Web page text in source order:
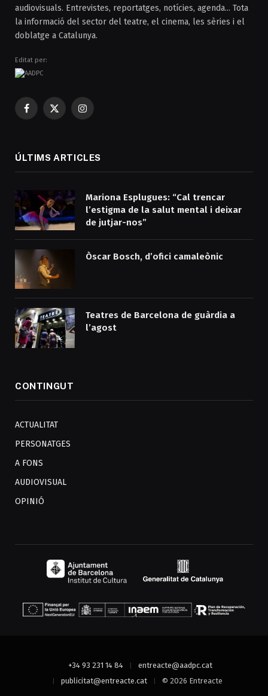
audiovisuals. Entrevistes, reportatges, notícies, agenda... Tota
la informació del sector del teatre, el cinema, les sèries i el
doblatge a Catalunya.
Editat per:
Facebook
X
Instagram
ÚLTIMS ARTICLES
Mariona Esplugues: “Cal trencar
l’estigma de la salut mental i deixar
de jutjar-nos”
Òscar Bosch, d’ofici camaleònic
Teatres de Barcelona de guàrdia a
l’agost
CONTINGUT
ACTUALITAT
PERSONATGES
A FONS
AUDIOVISUAL
OPINIÓ
+34 93 231 14 84
entreacte@aadpc.cat
publicitat@entreacte.cat
© 2026 Entreacte